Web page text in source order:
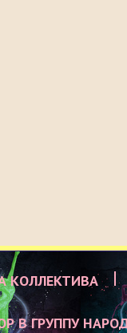
КОЛЛЕКТИВА
В ГРУППУ